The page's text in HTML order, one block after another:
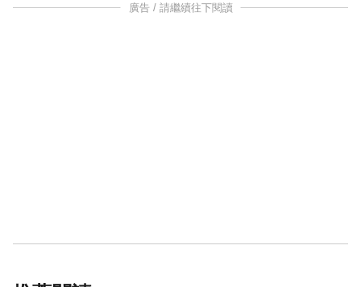
廣告 / 請繼續往下閱讀